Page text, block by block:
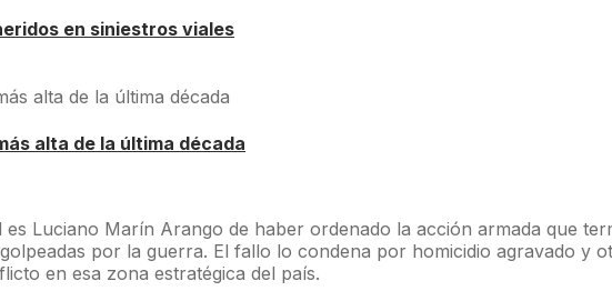
en siniestros viales
alta de la última década
Luciano Marín Arango de haber ordenado la acción armada que
por la guerra. El fallo lo condena por homicidio agravado y
en esa zona estratégica del país.